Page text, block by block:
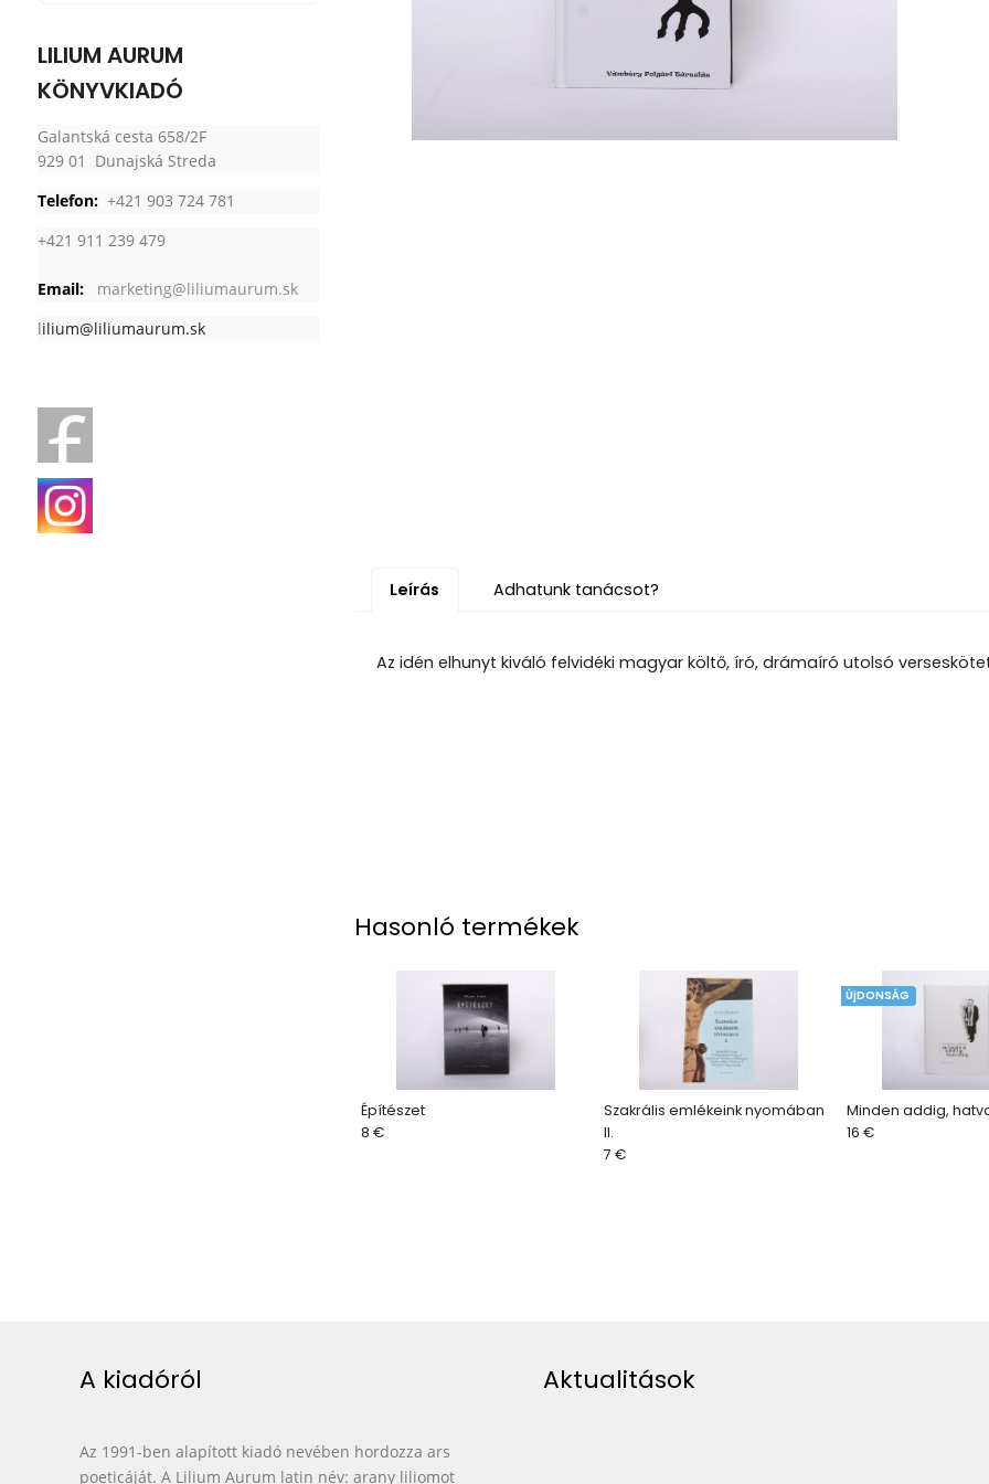
LILIUM AURUM
KÖNYVKIADÓ
Galantská cesta 658/2F
929 01 Dunajská Streda
Telefon: +421 903 724 781
+421 911 239 479
Email:
marketing@liliumaurum.sk
lilium@liliumaurum.sk
Leírás Adhatunk tanácsot?
Az idén elhunyt kiváló felvidéki magyar költő, író, drámaíró utolsó
Hasonló termékek
Építészet
8 €
Szakrális emlékeink nyomában
II.
7 €
Minden addig,
ÚjDONSÁG
16 €
A kiadóról
Az 1991-ben alapított kiadó nevében hordozza ars
poeticáját. A Lilium Aurum latin név: arany liliomot
Aktualitások